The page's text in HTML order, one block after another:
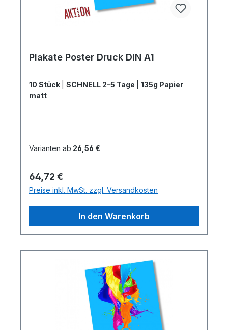
Plakate Poster Druck DIN A1
10 Stück SCHNELL 2-5 Tage
135g Papier
matt
Varianten ab 26,56 €
Regulärer Preis:
64,72 €
Preise inkl. MwSt. zzgl. Versandkosten
In den Warenkorb